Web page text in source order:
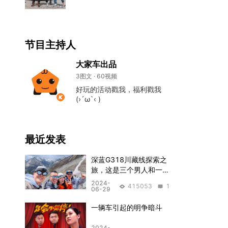
节目主持人
大家车出品
3图文 · 60视频
好玩的活动戳我，福利戳我
(›´ω`‹ )
最近发表
深蓝G318川藏线探索之
旅，这是三个男人和一个
女生的挑战
2024-
06-29
415053 1
一辆车引起的明争暗斗